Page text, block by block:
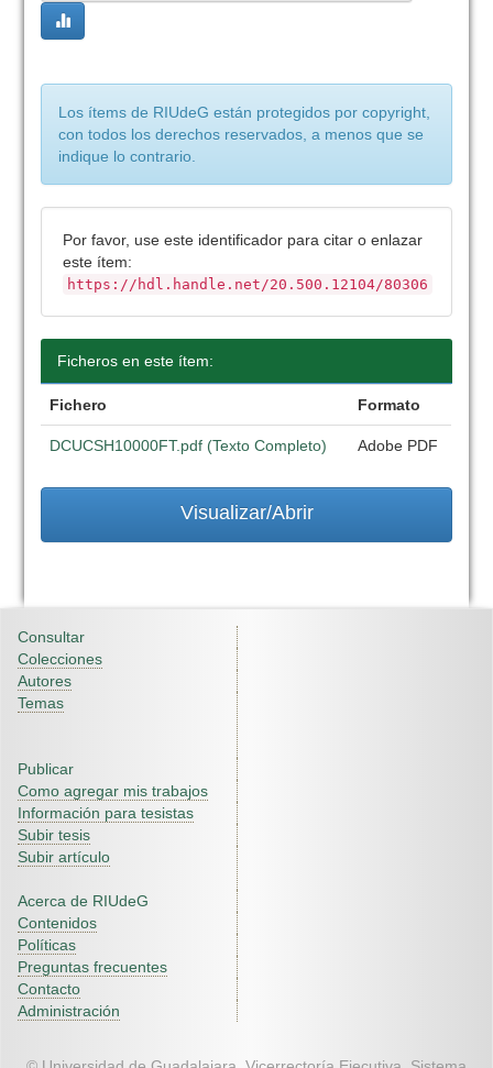
Los ítems de RIUdeG están protegidos por copyright,
con todos los derechos reservados, a menos que se
indique lo contrario.
Por favor, use este identificador para citar o enlazar
este ítem:
https://hdl.handle.net/20.500.12104/80306
Ficheros en este ítem:
Fichero Formato
DCUCSH10000FT.pdf (Texto Completo) Adobe PDF
Visualizar/Abrir
Consultar
Colecciones
Autores
Temas
Publicar
Como agregar mis trabajos
Información para tesistas
Subir tesis
Subir artículo
Acerca de RIUdeG
Contenidos
Políticas
Preguntas frecuentes
Contacto
Administración